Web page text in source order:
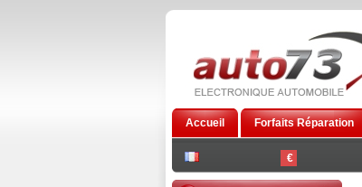
€
Accueil Forfaits Réparation